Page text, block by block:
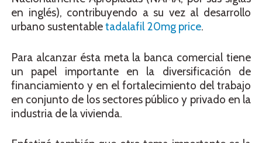
en inglés), contribuyendo a su vez al desarrollo
urbano sustentabletadalafil 20mg price.
Para alcanzar ésta meta la banca comercial tiene
un papel importante en la diversificación de
financiamiento y en el fortalecimiento del trabajo
en conjunto de los sectores público y privado en la
industria de la vivienda.